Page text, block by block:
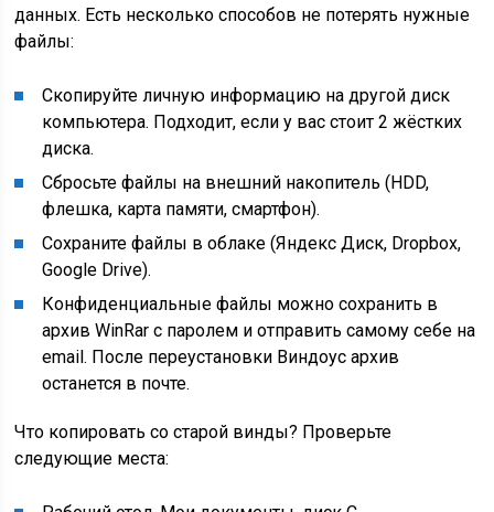
данных. Есть несколько способов не потерять нужные
файлы:
Скопируйте личную информацию на другой диск
компьютера. Подходит, если у вас стоит 2 жёстких
диска.
Сбросьте файлы на внешний накопитель (HDD,
флешка, карта памяти, смартфон).
Сохраните файлы в облаке (Яндекс Диск, Dropbox,
Google Drive).
Конфиденциальные файлы можно сохранить в
архив WinRar с паролем и отправить самому себе на
email. После переустановки Виндоус архив
останется в почте.
Что копировать со старой винды? Проверьте
следующие места: